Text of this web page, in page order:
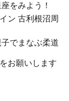
をみよう！
ン 古利根沼周
でまなぶ柔道
お願いします